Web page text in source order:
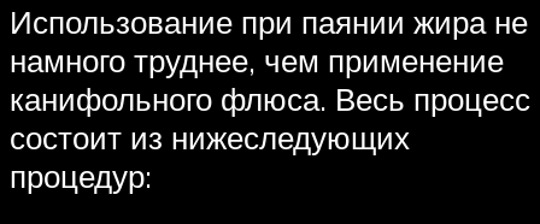
Использование при паянии жира не
намного труднее, чем применение
канифольного флюса. Весь процесс
состоит из нижеследующих
процедур: